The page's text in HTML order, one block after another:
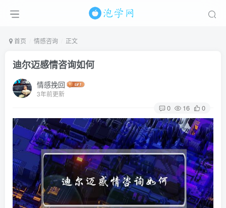
首页 情感咨询 正文
迪尔迈感情咨询如何
情感挽回
3年前更新
0 16 0